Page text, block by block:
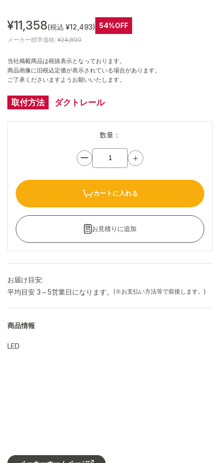
¥11,358(税込 ¥12,493) 54%OFF
メーカー標準価格: ¥24,800
当社掲載商品は税抜表示となっております。
商品画像に旧税込定価が表示されている場合があります。
ご了承くださいますようお願いいたします。
取付方法 ダクトレール
数量：
ー ＋
カートに入れる
お見積りに追加
お届け目安:
平均目安 3～5営業日になります。
(※お支払い方法等で前後します。)
商品情報
LED